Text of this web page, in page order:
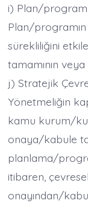
i) Plan/
Plan/programın
sürekliliğini
tamamının veya
j) Stratejik
Yönetmeliğin
kamu kurum/
onaya/kabule
planlama/
itibaren,
onayından/